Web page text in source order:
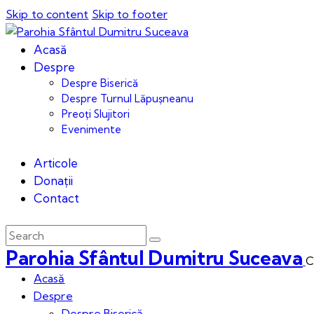
Skip to content Skip to footer
Acasă
Despre
Despre Biserică
Despre Turnul Lăpușneanu
Preoți Slujitori
Evenimente
Articole
Donații
Contact
Parohia Sfântul Dumitru Suceava
Acasă
Despre